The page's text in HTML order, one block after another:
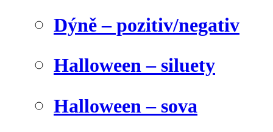
Dýně – pozitiv/negativ
Halloween – siluety
Halloween – sova